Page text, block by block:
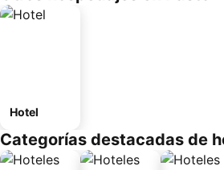
Hotel
Categorías destacadas de